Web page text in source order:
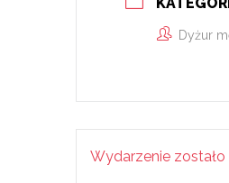
Dyżur
Wydarzenie